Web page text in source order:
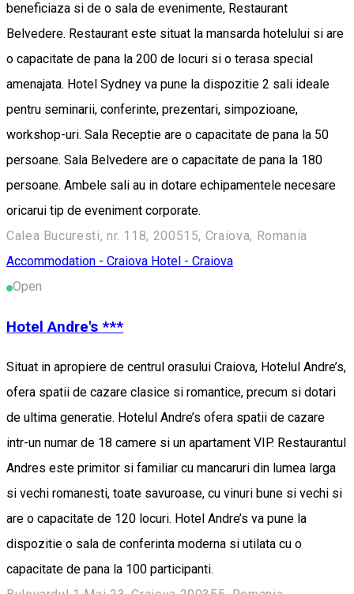
beneficiaza si de o sala de evenimente, Restaurant
Belvedere. Restaurant este situat la mansarda hotelului si are
o capacitate de pana la 200 de locuri si o terasa special
amenajata. Hotel Sydney va pune la dispozitie 2 sali ideale
pentru seminarii, conferinte, prezentari, simpozioane,
workshop-uri. Sala Receptie are o capacitate de pana la 50
persoane. Sala Belvedere are o capacitate de pana la 180
persoane. Ambele sali au in dotare echipamentele necesare
oricarui tip de eveniment corporate.
Calea Bucuresti, nr. 118, 200515, Craiova, Romania
Accommodation - Craiova Hotel - Craiova
Open
Hotel Andre's ***
Situat in apropiere de centrul orasului Craiova, Hotelul Andre’s,
ofera spatii de cazare clasice si romantice, precum si dotari
de ultima generatie. Hotelul Andre’s ofera spatii de cazare
intr-un numar de 18 camere si un apartament VIP. Restaurantul
Andres este primitor si familiar cu mancaruri din lumea larga
si vechi romanesti, toate savuroase, cu vinuri bune si vechi si
are o capacitate de 120 locuri. Hotel Andre’s va pune la
dispozitie o sala de conferinta moderna si utilata cu o
capacitate de pana la 100 participanti.